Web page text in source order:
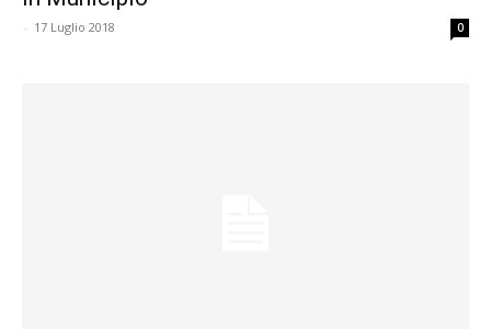
- 17 Luglio 2018 0